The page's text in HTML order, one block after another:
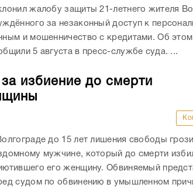
жалобу защиты 21-летнего жителя
за незаконный доступ к
и мошенничество с кредитами. Об этом
5 августа в пресс-службе суда. ...
избиение до смерти
до 15 лет лишения свободы
мужчине, который до смерти
его женщину. Обвиняемый
судом по обвинению в умышленном